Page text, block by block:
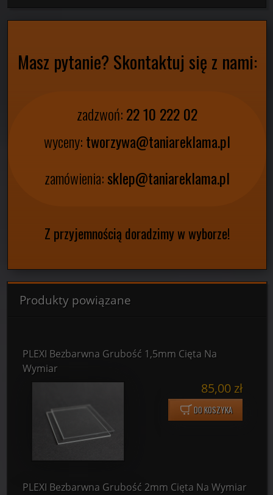
Masz pytanie? Skontaktuj się z nami:
zadzwoń:22 10 222 02
wyceny:tworzywa@taniareklama.pl
zamówienia:sklep@taniareklama.pl
Z przyjemnością doradzimy w wyborze!
Produkty powiązane
PLEXI Bezbarwna Grubość 1,5mm Cięta Na
Wymiar
85,00 zł
DO KOSZYKA
PLEXI Bezbarwna Grubość 2mm Cięta Na Wymiar